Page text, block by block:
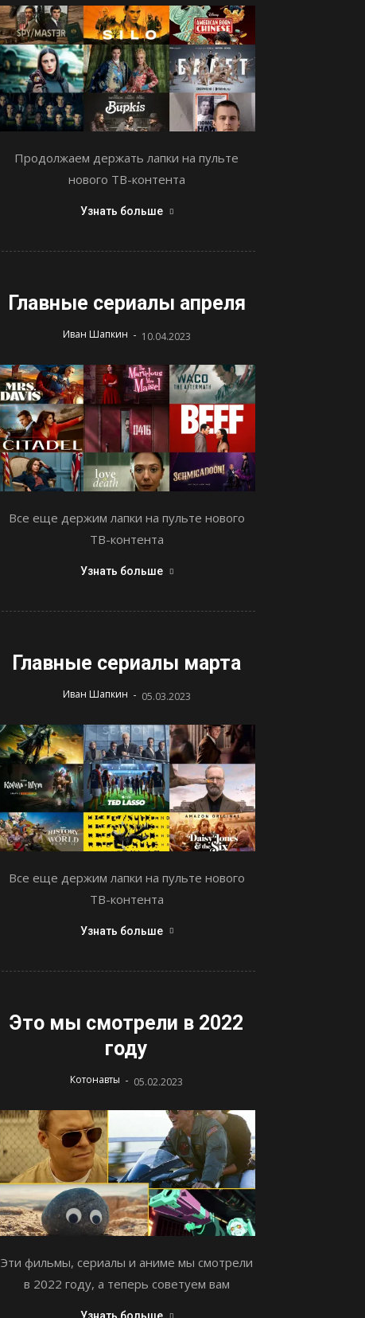
Продолжаем держать лапки на пульте
нового ТВ-контента
Узнать больше
Главные сериалы апреля
Иван Шапкин - 10.04.2023
Все еще держим лапки на пульте нового
ТВ-контента
Узнать больше
Главные сериалы марта
Иван Шапкин - 05.03.2023
Все еще держим лапки на пульте нового
ТВ-контента
Узнать больше
Это мы смотрели в 2022
году
Котонавты - 05.02.2023
Эти фильмы, сериалы и аниме мы смотрели
в 2022 году, а теперь советуем вам